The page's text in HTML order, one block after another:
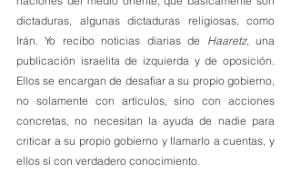
dictaduras, algunas dictaduras religiosas, como
Irán. Yo recibo noticias diarias de Haaretz, una
publicación israelita de izquierda y de oposición.
Ellos se encargan de desafiar a su propio gobierno,
no solamente con artículos, sino con acciones
concretas, no necesitan la ayuda de nadie para
criticar a su propio gobierno y llamarlo a cuentas, y
ellos sí con verdadero conocimiento.